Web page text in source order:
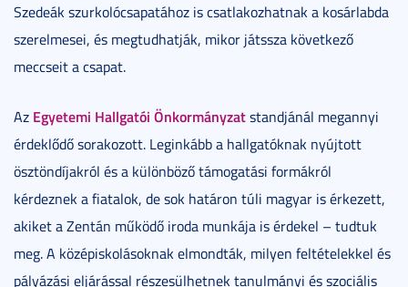
Szedeák szurkolócsapatához is csatlakozhatnak a kosárlabda
szerelmesei, és megtudhatják, mikor játssza következő
meccseit a csapat.
Az Egyetemi Hallgatói Önkormányzatstandjánál megannyi
érdeklődő sorakozott. Leginkább a hallgatóknak nyújtott
ösztöndíjakról és a különböző támogatási formákról
kérdeznek a fiatalok, de sok határon túli magyar is érkezett,
akiket a Zentán működő iroda munkája is érdekel – tudtuk
meg. A középiskolásoknak elmondták, milyen feltételekkel és
pályázási eljárással részesülhetnek tanulmányi és szociális